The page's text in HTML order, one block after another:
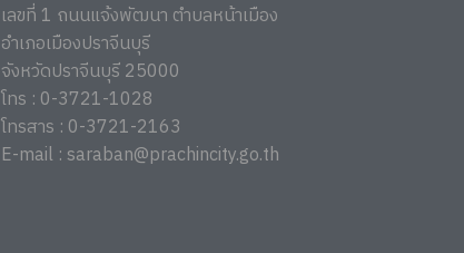
เลขที่ 1 ถนนแจ้งพัฒนา ตำบลหน้าเมือง
อำเภอเมืองปราจีนบุรี
จังหวัดปราจีนบุรี 25000
โทร : 0-3721-1028
โทรสาร : 0-3721-2163
E-mail : saraban@prachincity.go.th